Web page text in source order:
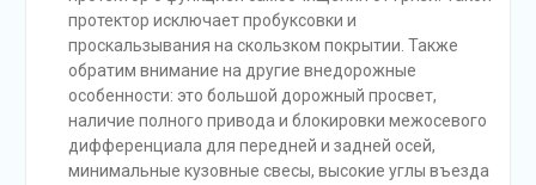
протектор исключает пробуксовки и
проскальзывания на скользком покрытии. Также
обратим внимание на другие внедорожные
особенности: это большой дорожный просвет,
наличие полного привода и блокировки межосевого
дифференциала для передней и задней осей,
минимальные кузовные свесы, высокие углы въезда